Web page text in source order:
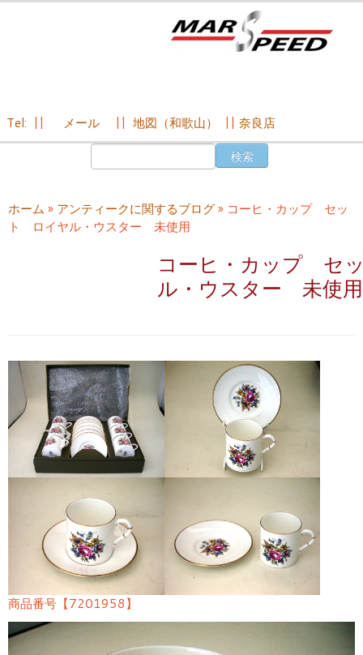
ン
Tel: メール 地図（和歌山） 奈良店
ホーム » アンティークに関するブログ» コーヒ・カップ セッ
ト ロイヤル・ウスター 未使用
コーヒ・カップ セ
ル・ウスター 未使用
商品番号【7201958】